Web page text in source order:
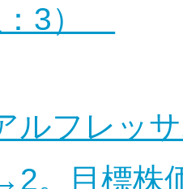
3）
ルフレッ
。目標